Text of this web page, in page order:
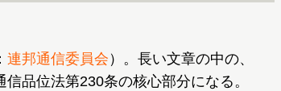
連邦通信委員会 ）。長い文章の中の、
信品位法第230条の核心部分になる。